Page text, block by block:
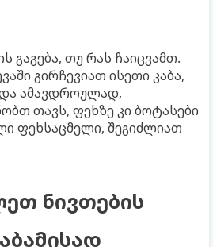
გაგება, თუ რას ჩაიცვამთ.
გირჩევიათ ისეთი კაბა,
ამავდროულად,
თავს, ფეხზე კი ბოტასები
ფეხსაცმელი, შეგიძლიათ
ნივთების